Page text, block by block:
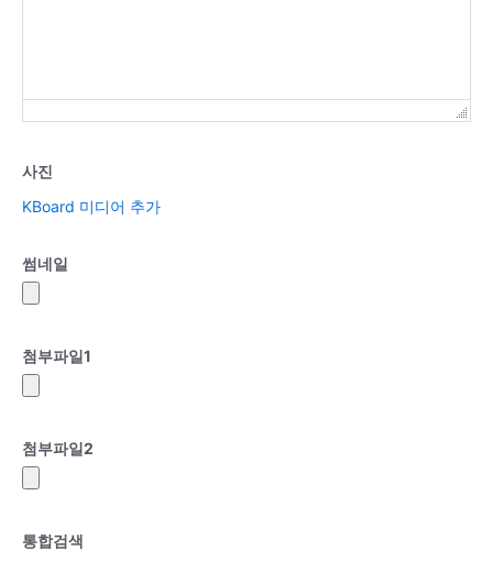
사진
KBoard 미디어 추가
썸네일
첨부파일1
첨부파일2
통합검색